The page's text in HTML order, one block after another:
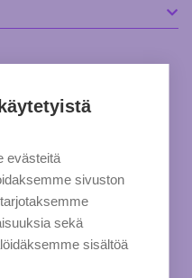
evästeitä
sivuston
sekä
sisältöä